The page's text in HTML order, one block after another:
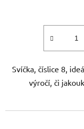
Svíčka, číslice 8,
výročí, či